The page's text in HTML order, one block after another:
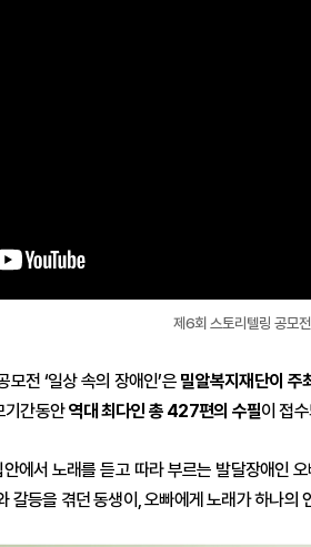
제6회 스토리텔링 공모
전 ‘일상 속의 장애인’은 밀알복지재단이 주
기간동안역대 최다인 총 427편의 수필이 접
안에서 노래를 듣고 따라 부르는 발달장애인
갈등을 겪던 동생이, 오빠에게 노래가 하나